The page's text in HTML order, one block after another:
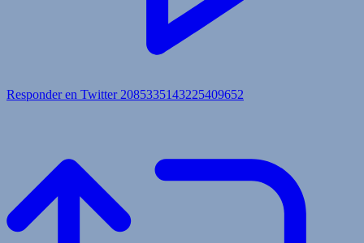
Responder en Twitter 2085335143225409652